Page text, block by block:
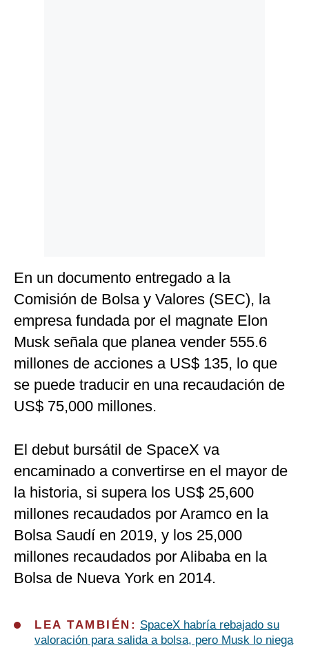
En un documento entregado a la
Comisión de Bolsa y Valores (SEC), la
empresa fundada por el magnate Elon
Musk señala que planea vender 555.6
millones de acciones a US$ 135, lo que
se puede traducir en una recaudación de
US$ 75,000 millones.
El debut bursátil de SpaceX va
encaminado a convertirse en el mayor de
la historia, si supera los US$ 25,600
millones recaudados por Aramco en la
Bolsa Saudí en 2019, y los 25,000
millones recaudados por Alibaba en la
Bolsa de Nueva York en 2014.
LEA TAMBIÉN: SpaceX habría rebajado su
valoración para salida a bolsa, pero Musk lo niega